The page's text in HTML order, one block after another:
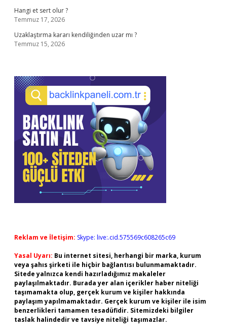
Hangi et sert olur ?
Temmuz 17, 2026
Uzaklaştırma kararı kendiliğinden uzar mı ?
Temmuz 15, 2026
Reklam ve İletişim: Skype: live:.cid.575569c608265c69
Yasal Uyarı: Bu internet sitesi, herhangi bir marka, kurum
veya şahıs şirketi ile hiçbir bağlantısı bulunmamaktadır.
Sitede yalnızca kendi hazırladığımız makaleler
paylaşılmaktadır. Burada yer alan içerikler haber niteliği
taşımamakta olup, gerçek kurum ve kişiler hakkında
paylaşım yapılmamaktadır. Gerçek kurum ve kişiler ile isim
benzerlikleri tamamen tesadüfidir. Sitemizdeki bilgiler
taslak halindedir ve tavsiye niteliği taşımazlar.